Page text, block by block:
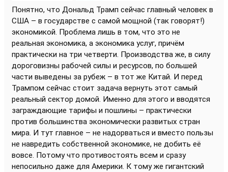
Понятно, что Дональд Трамп сейчас главный человек в
США – в государстве с самой мощной (так говорят!)
экономикой. Проблема лишь в том, что это не
реальная экономика, а экономика услуг, причём
практически на три четверти. Производства же, в силу
дороговизны рабочей силы и ресурсов, по большей
части выведены за рубеж – в тот же Китай. И перед
Трампом сейчас стоит задача вернуть этот самый
реальный сектор домой. Именно для этого и вводятся
заграждающие тарифы и пошлины – практически
против большинства экономически развитых стран
мира. И тут главное – не надорваться и вместо пользы
не навредить собственной экономике, не добить её
вовсе. Потому что противостоять всем и сразу
непосильно даже для Америки. К тому же гигантский